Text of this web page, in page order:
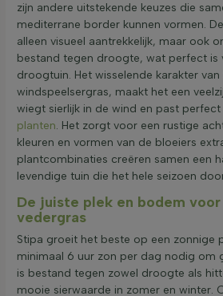
zijn andere uitstekende keuzes die
mediterrane border kunnen vormen.
alleen visueel aantrekkelijk, maar ook
bestand tegen droogte, wat perfect is
droogtuin. Het wisselende karakter
windspeelsergras, maakt het een
wiegt sierlijk in de wind en past
planten. Het zorgt voor een rustige
kleuren en vormen van de bloeiers
plantcombinaties creëren samen een
levendige tuin die het hele seizoen
De juiste plek en bodem voor
vedergras
Stipa groeit het beste op een zonnige
minimaal 6 uur zon per dag nodig om
is bestand tegen zowel droogte als
mooie sierwaarde in zomer en winter.